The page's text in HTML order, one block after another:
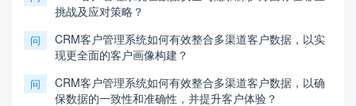
挑战及应对策略？
问
CRM客户管理系统如何有效整合多渠道客户数据，以实
现更全面的客户画像构建？
问
CRM客户管理系统如何有效整合多渠道客户数据，以确
保数据的一致性和准确性，并提升客户体验？